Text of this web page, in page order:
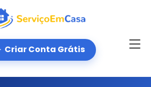
Criar Conta Grátis